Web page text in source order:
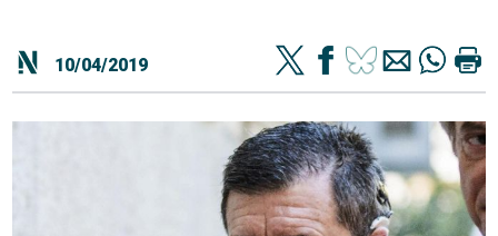
10/04/2019